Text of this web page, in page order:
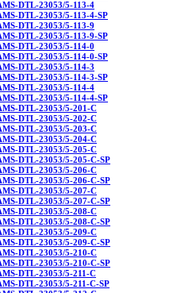
DTL-23053/5-113-4
DTL-23053/5-113-4-SP
DTL-23053/5-113-9
DTL-23053/5-113-9-SP
DTL-23053/5-114-0
DTL-23053/5-114-0-SP
DTL-23053/5-114-3
DTL-23053/5-114-3-SP
DTL-23053/5-114-4
DTL-23053/5-114-4-SP
DTL-23053/5-201-C
DTL-23053/5-202-C
DTL-23053/5-203-C
DTL-23053/5-204-C
DTL-23053/5-205-C
DTL-23053/5-205-C-SP
DTL-23053/5-206-C
DTL-23053/5-206-C-SP
DTL-23053/5-207-C
DTL-23053/5-207-C-SP
DTL-23053/5-208-C
DTL-23053/5-208-C-SP
DTL-23053/5-209-C
DTL-23053/5-209-C-SP
DTL-23053/5-210-C
DTL-23053/5-210-C-SP
DTL-23053/5-211-C
DTL-23053/5-211-C-SP